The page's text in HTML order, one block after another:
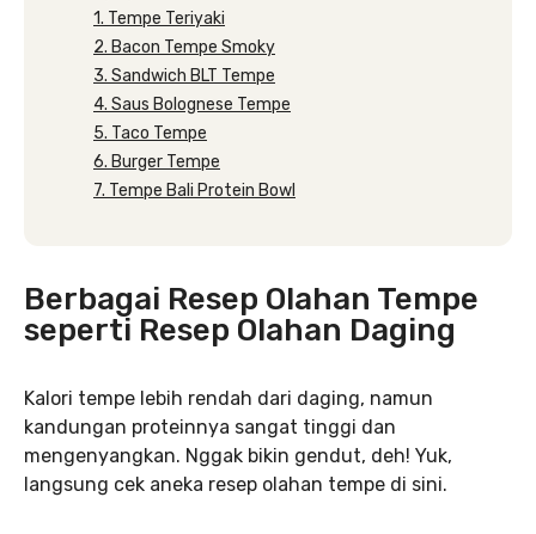
1. Tempe Teriyaki
2. Bacon Tempe Smoky
3. Sandwich BLT Tempe
4. Saus Bolognese Tempe
5. Taco Tempe
6. Burger Tempe
7. Tempe Bali Protein Bowl
Berbagai Resep Olahan Tempe
seperti Resep Olahan Daging
Kalori tempe lebih rendah dari daging, namun
kandungan proteinnya sangat tinggi dan
mengenyangkan. Nggak bikin gendut, deh! Yuk,
langsung cek aneka resep olahan tempe di sini.